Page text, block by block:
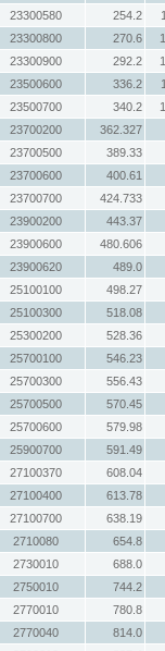
23300580 254.2
23300800 270.6
23300900 292.2
23500600 336.2
23500700 340.2
23700200
362.327
23700500
389.33
23700600
400.61
23700700
424.733
23900200
443.37
23900600
480.606
23900620
489.0
25100100
498.27
25100300
518.08
25300200
528.36
25700100
546.23
25700300
556.43
25700500
570.45
25700600
579.98
25900700
591.49
27100370
608.04
27100400
613.78
27100700
638.19
2710080
654.8
2730010
688.0
2750010
744.2
2770010
780.8
2770040
814.0